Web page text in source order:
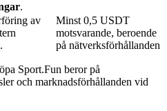
.
av
Minst 0,5 USDT
motsvarande, beroende
på nätverksförhållanden
Sport.Fun beror på
och marknadsförhållanden vid